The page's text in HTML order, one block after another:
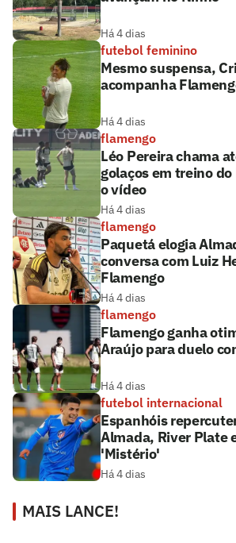
Há 4 dias
futebol feminino
Mesmo suspensa,
acompanha
Há 4 dias
flamengo
Léo Pereira chama
golaços em treino
o vídeo
Há 4 dias
flamengo
Paquetá elogia
conversa com Luiz
Flamengo
Há 4 dias
flamengo
Flamengo ganha
Araújo para duelo
Há 4 dias
futebol internacional
Espanhóis
Almada, River Plate
'Mistério'
Há 4 dias
MAIS LANCE!